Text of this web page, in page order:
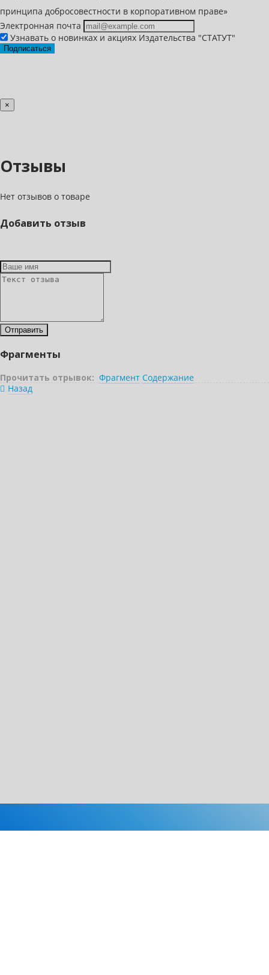
принципа добросовестности в корпоративном праве»
Электронная почта
Узнавать о новинках и акциях Издательства "СТАТУТ"
Подписаться
×
Отзывы
Нет отзывов о товаре
Добавить отзыв
Фрагменты
Прочитать отрывок: Фрагмент Содержание
Назад